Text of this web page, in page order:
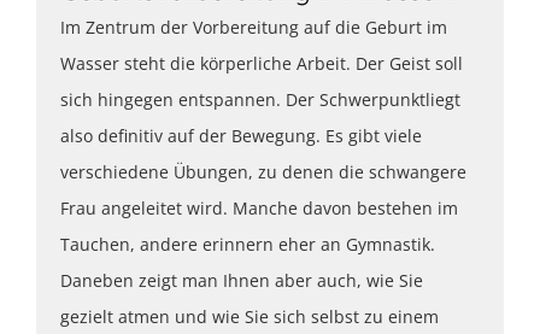
Im Zentrum der Vorbereitung auf die Geburt im
Wasser steht die körperliche Arbeit. Der Geist soll
sich hingegen entspannen. Der Schwerpunktliegt
also definitiv auf der Bewegung. Es gibt viele
verschiedene Übungen, zu denen die schwangere
Frau angeleitet wird. Manche davon bestehen im
Tauchen, andere erinnern eher an Gymnastik.
Daneben zeigt man Ihnen aber auch, wie Sie
gezielt atmen und wie Sie sich selbst zu einem